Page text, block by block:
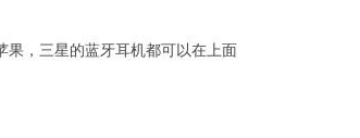
果，三星的蓝牙耳机都可以在上面